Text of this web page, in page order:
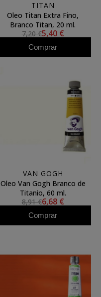
TITAN
Oleo Titan Extra Fino,
Branco Titan, 20 ml.
7,20 €5,40 €
Comprar
VAN GOGH
Oleo Van Gogh Branco de
Titanio, 60 ml.
8,91 €6,68 €
Comprar